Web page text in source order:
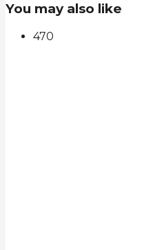
You may also like
470